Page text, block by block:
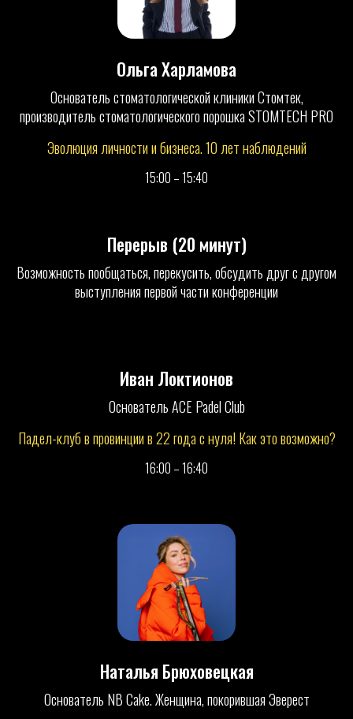
Ольга Харламова
Основатель стоматологической клиники Стомтек,
производитель стоматологического порошка STOMTECH PRO
Эволюция личности и бизнеса. 10 лет наблюдений
15:00 – 15:40
Перерыв (20 минут)
Возможность пообщаться, перекусить, обсудить друг с другом
выступления первой части конференции
Иван Локтионов
Основатель ACE Padel Club
Падел-клуб в провинции в 22 года с нуля! Как это возможно?
16:00 – 16:40
Наталья Брюховецкая
Основатель NB Cake. Женщина, покорившая Эверест
БИЛЕТ НА КОНФЕРЕНЦИЮ
посещение всех выступлений
возможность задать вопрос в секции Q&A
участие в welcome-зоне
пакет участника и подарки от партнёров